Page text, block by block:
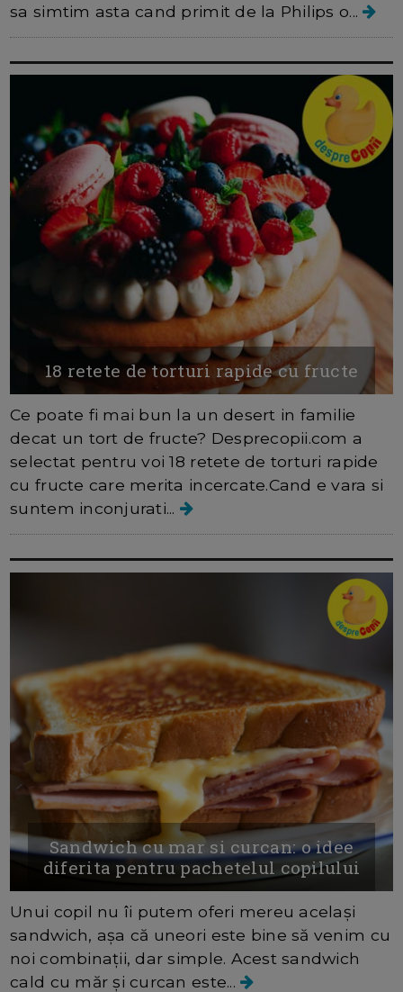
sa simtim asta cand primit de la Philips o...
18 retete de torturi rapide cu fructe
Ce poate fi mai bun la un desert in familie
decat un tort de fructe? Desprecopii.com a
selectat pentru voi 18 retete de torturi rapide
cu fructe care merita incercate.Cand e vara si
suntem inconjurati...
Sandwich cu mar si curcan: o idee
diferita pentru pachetelul copilului
Unui copil nu îi putem oferi mereu același
sandwich, așa că uneori este bine să venim cu
noi combinații, dar simple. Acest sandwich
cald cu măr și curcan este...